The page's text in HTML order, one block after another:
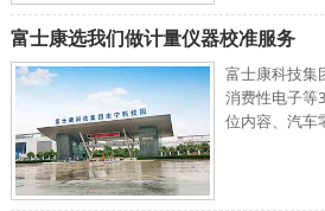
富士康选我们做计量仪器校准服务
富士康科技集
消费性电子等
位内容、汽车